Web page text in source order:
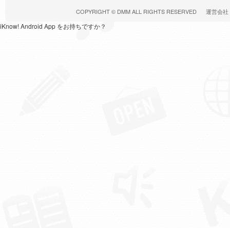
COPYRIGHT © DMMALL RIGHTS RESERVED 運営会社
iKnow! Android App をお持ちですか？